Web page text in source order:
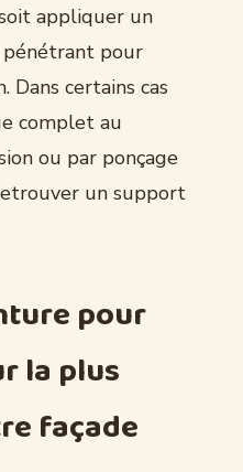
appliquer un
pour
Dans certains cas
complet au
ou par ponçage
un support
pour
la plus
façade